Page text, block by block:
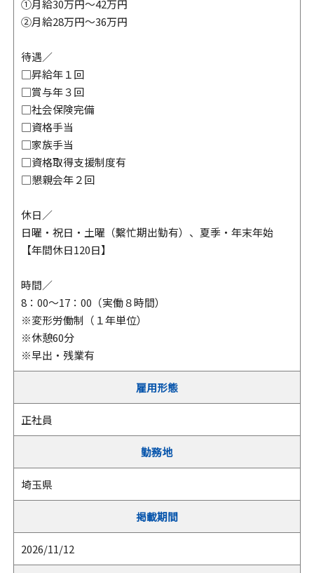
①月給30万円～42万円
②月給28万円～36万円
待遇／
□昇給年１回
□賞与年３回
□社会保険完備
□資格手当
□家族手当
□資格取得支援制度有
□懇親会年２回
休日／
日曜・祝日・土曜（繫忙期出勤有）、夏季・年末年始
【年間休日120日】
時間／
8：00～17：00（実働８時間）
※変形労働制（１年単位）
※休憩60分
※早出・残業有
雇用形態
正社員
勤務地
埼玉県
掲載期間
2026/11/12